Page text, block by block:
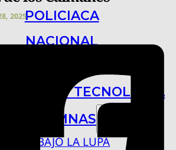
POLICIACA
NACIONAL
Y TECNOLOGÍA
COLUMNAS
BAJO LA LUPA
2025